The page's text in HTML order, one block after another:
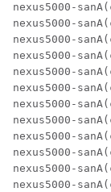
nexus5000-
nexus5000-
nexus5000-
nexus5000-
nexus5000-
nexus5000-
nexus5000-
nexus5000-
nexus5000-
nexus5000-
nexus5000-
nexus5000-